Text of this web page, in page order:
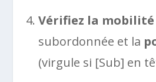
Vérifiez la mobilité
subordonnée et la
(virgule si [Sub] en